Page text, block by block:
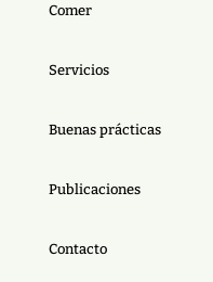
Comer
Servicios
Buenas prácticas
Publicaciones
Contacto